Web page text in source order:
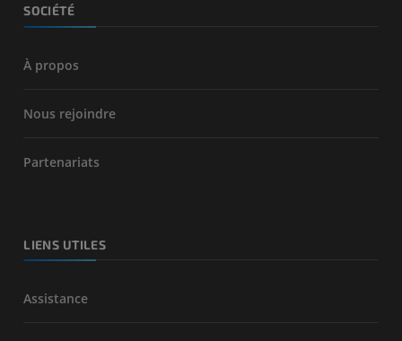
SOCIÉTÉ
À propos
Nous rejoindre
Partenariats
LIENS UTILES
Assistance